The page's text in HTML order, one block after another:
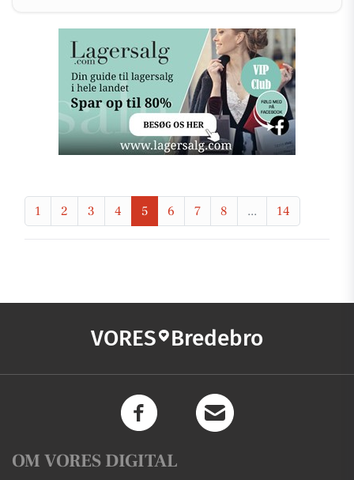
1 2 3 4 5 6 7 8 ... 14
VORES Bredebro
OM VORES DIGITAL